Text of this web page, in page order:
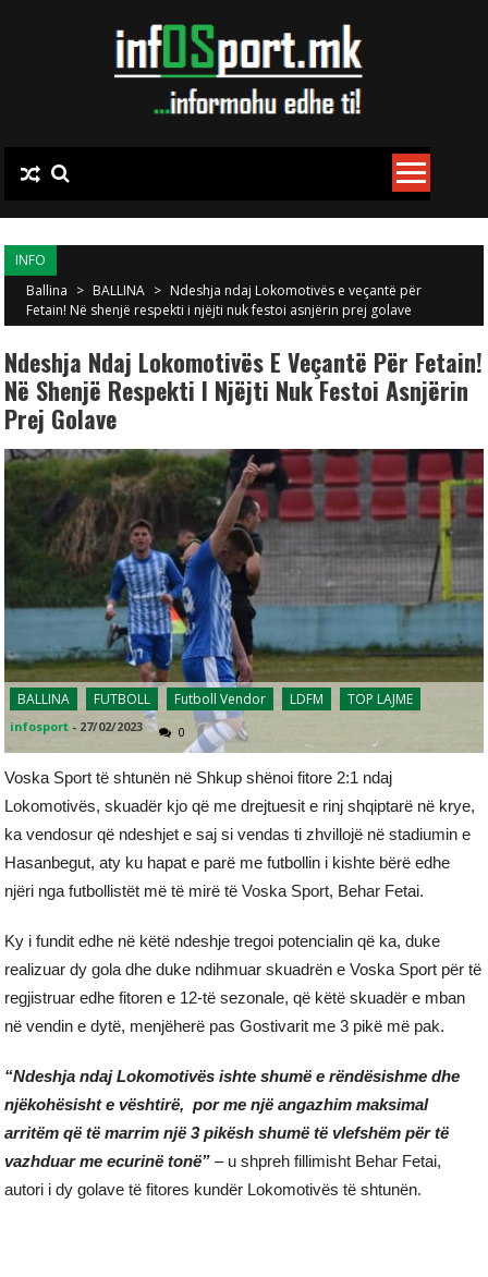
INFO
Ballina > BALLINA > Ndeshja ndaj Lokomotivës e veçantë për
Fetain! Në shenjë respekti i njëjti nuk festoi asnjërin prej golave
Ndeshja Ndaj Lokomotivës E Veçantë Për Fetain!
Në Shenjë Respekti I Njëjti Nuk Festoi Asnjërin
Prej Golave
BALLINA FUTBOLL Futboll Vendor LDFM TOP LAJME
infosport - 27/02/2023 0
Voska Sport të shtunën në Shkup shënoi fitore 2:1 ndaj
Lokomotivës, skuadër kjo që me drejtuesit e rinj shqiptarë në krye,
ka vendosur që ndeshjet e saj si vendas ti zhvillojë në stadiumin e
Hasanbegut, aty ku hapat e parë me futbollin i kishte bërë edhe
njëri nga futbollistët më të mirë të Voska Sport, Behar Fetai.
Ky i fundit edhe në këtë ndeshje tregoi potencialin që ka, duke
realizuar dy gola dhe duke ndihmuar skuadrën e Voska Sport për të
regjistruar edhe fitoren e 12-të sezonale, që këtë skuadër e mban
në vendin e dytë, menjëherë pas Gostivarit me 3 pikë më pak.
“Ndeshja ndaj Lokomotivës ishte shumë e rëndësishme dhe
njëkohësisht e vështirë, por me një angazhim maksimal
arritëm që të marrim një 3 pikësh shumë të vlefshëm për të
vazhduar me ecurinë tonë” – u shpreh fillimisht Behar Fetai,
autori i dy golave të fitores kundër Lokomotivës të shtunën.